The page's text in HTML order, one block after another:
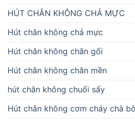
HÚT CHÂN KHÔNG CHẢ MỰC
Hút chân không chả mực
Hút chân không chăn gối
Hút chân không chăn mền
hút chân không chuối sấy
Hút chân không cơm cháy chà